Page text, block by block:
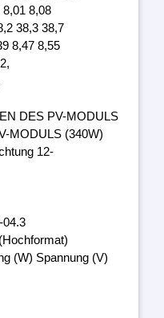
8,08
38,3 38,7
8,47 8,55
DES PV-MODULS
MODULS (340W)
12-
04.3
(W) Spannung (V)